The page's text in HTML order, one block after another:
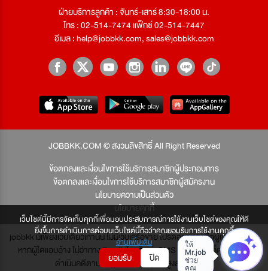
เว็บไซต์นี้มีการจัดเก็บคุกกี้เพื่อมอบประสบการณ์การใช้งานเว็บไซต์ของคุณให้ดี
ยิ่งขึ้นการดำเนินการต่อบนเว็บไซต์นี้ถือว่าคุณยอมรับการใช้งานคุกกี้
อ่านเพิ่มเติม
ยอมรับ ปิด
ฝ่ายบริการลูกค้า : จันทร์-เสาร์ 8:30-18:00 น.
โทร : 02-514-7474 แฟ็กซ์ 02-514-7447
อีเมล :help@jobbkk.com,sales@jobbkk.com
JOBBKK.COM © สงวนลิขสิทธิ์ All Right Reserved
ข้อตกลงและเงื่อนไขการใช้บริการสมาชิกผู้ประกอบการ
ข้อตกลงและเงื่อนไขการใช้บริการสมาชิกผู้สมัครงาน
นโยบายความเป็นส่วนตัว
นโยบายคุกกี้
jobbkk มีเพียงเว็บเดียวเท่านั้น ไม่มีเว็บเครือข่าย โปรดอย่าหลงเชื่อผู้แอบอ้าง และ
หากผู้ใดแอบอ้าง ไม่ว่าทาง Email, โทรศัพท์, SMS หรือทางใดก็ตาม จะถูก
ดำเนินคดีตามที่กฎหมายบัญญัติไว้สูงสุด